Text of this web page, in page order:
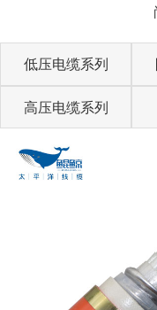
低压电缆系列
高压电缆系列